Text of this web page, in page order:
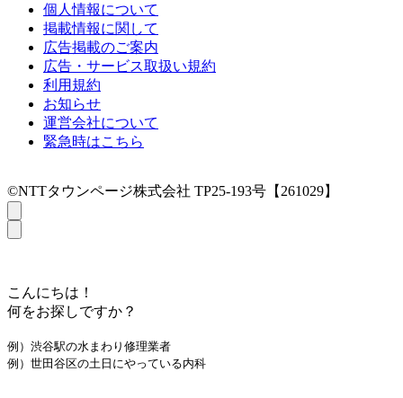
個人情報について
掲載情報に関して
広告掲載のご案内
広告・サービス取扱い規約
利用規約
お知らせ
運営会社について
緊急時はこちら
©NTTタウンページ株式会社 TP25-193号【261029】
こんにちは！
何をお探しですか？
例）渋谷駅の水まわり修理業者
例）世田谷区の土日にやっている内科